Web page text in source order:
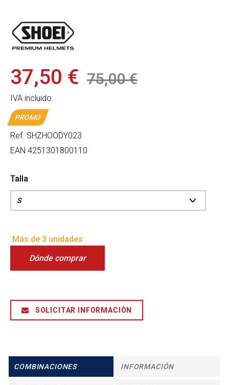
37,50 € 75,00 €
IVA incluido
PROMO
Ref. SHZHOODY023
EAN 4251301800110
Talla
Más de 3 unidades
Dónde comprar
SOLICITAR INFORMACIÓN
COMBINACIONES INFORMACIÓN